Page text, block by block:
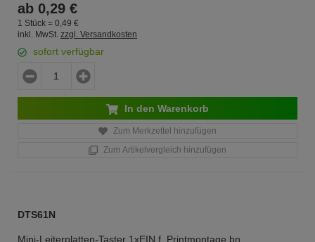
ab 0,29 €
1 Stück = 0, 49 €
inkl. MwSt. zzgl. Versandkosten
sofort verfügbar
In den Warenkorb
Zum Merkzettel hinzufügen
Zum Artikelvergleich hinzufügen
DTS61N
Mini-Leiterplatten-Taster 1xEIN f. Printmontage bn